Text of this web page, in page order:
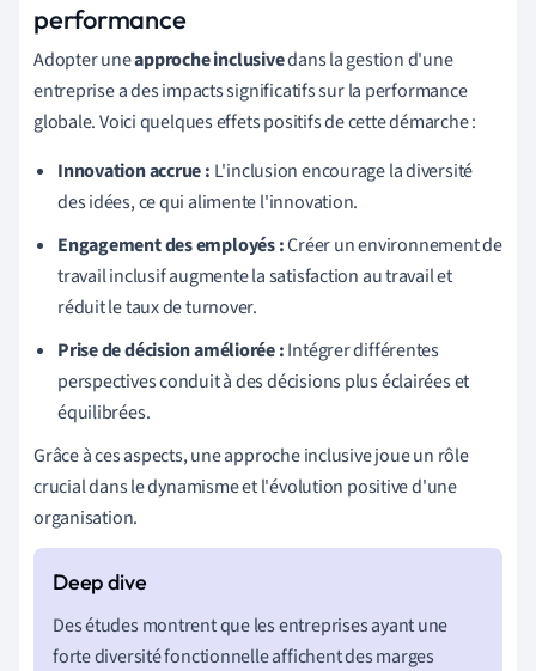
performance
Adopter uneapproche inclusivedans la gestion d'une
entreprise a des impacts significatifs sur la performance
globale. Voici quelques effets positifs de cette démarche :
Innovation accrue : L'inclusion encourage la diversité
des idées, ce qui alimente l'innovation.
Engagement des employés :Créer un environnement de
travail inclusif augmente la satisfaction au travail et
réduit le taux de turnover.
Prise de décision améliorée :Intégrer différentes
perspectives conduit à des décisions plus éclairées et
équilibrées.
Grâce à ces aspects, une approche inclusive joue un rôle
crucial dans le dynamisme et l'évolution positive d'une
organisation.
Des études montrent que les entreprises ayant une
forte diversité fonctionnelle affichent des marges